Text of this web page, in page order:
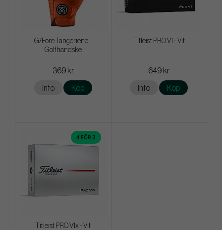
G/Fore Tangeriene -
Golfhandske
369 kr
Info Köp
Titleist PRO V1 - Vit
649 kr
Info Köp
4 FÖR 3
Titleist PRO V1x - Vit